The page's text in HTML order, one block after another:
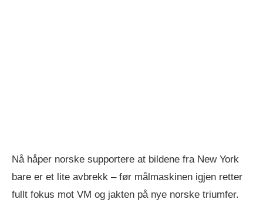
Nå håper norske supportere at bildene fra New York
bare er et lite avbrekk – før målmaskinen igjen retter
fullt fokus mot VM og jakten på nye norske triumfer.